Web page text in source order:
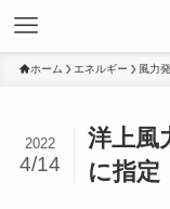
ホーム エネルギー 風力
洋上風
に指定
2022
4/14